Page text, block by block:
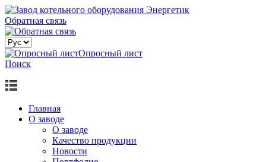
Обратная связь
Опросный лист
Поиск
Главная
О заводе
О заводе
Качество продукции
Новости